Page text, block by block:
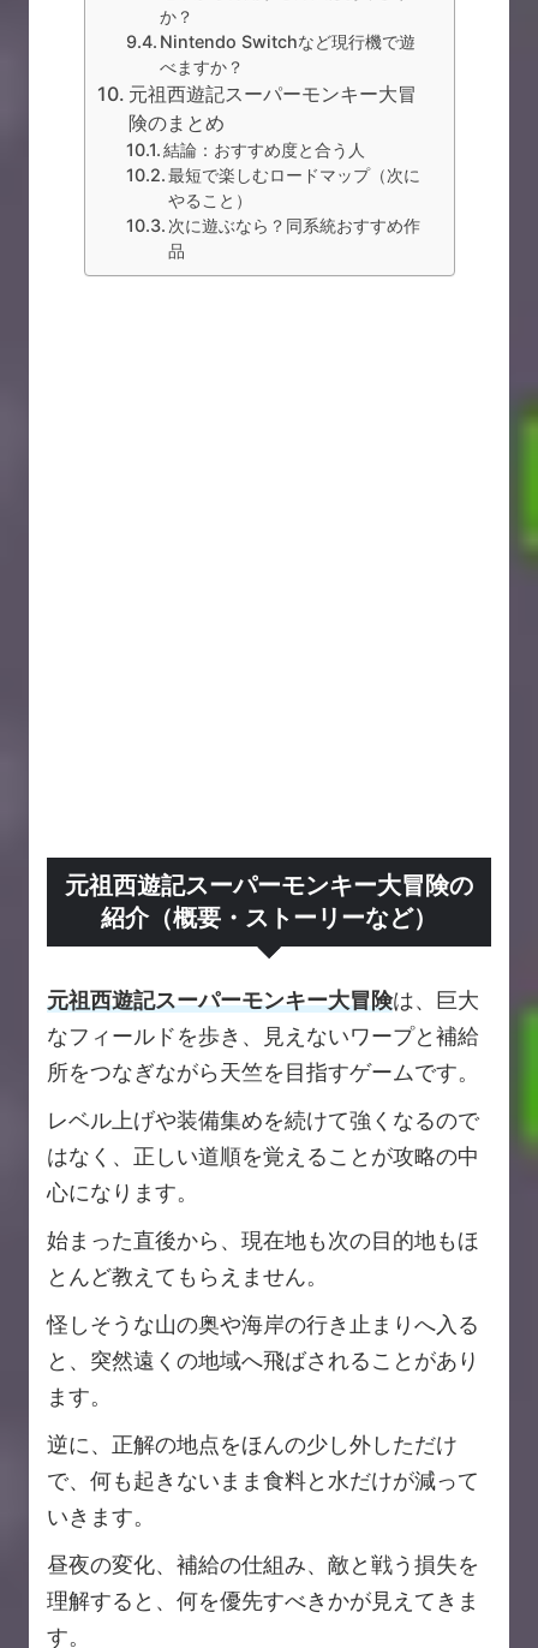
か？
Nintendo Switchなど現行機で遊
べますか？
元祖西遊記スーパーモンキー大冒
険のまとめ
結論：おすすめ度と合う人
最短で楽しむロードマップ（次に
やること）
次に遊ぶなら？同系統おすすめ作
品
元祖西遊記スーパーモンキー大冒険の
紹介（概要・ストーリーなど）
元祖西遊記スーパーモンキー大冒険は、巨大
なフィールドを歩き、見えないワープと補給
所をつなぎながら天竺を目指すゲームです。
レベル上げや装備集めを続けて強くなるので
はなく、正しい道順を覚えることが攻略の中
心になります。
始まった直後から、現在地も次の目的地もほ
とんど教えてもらえません。
怪しそうな山の奥や海岸の行き止まりへ入る
と、突然遠くの地域へ飛ばされることがあり
ます。
逆に、正解の地点をほんの少し外しただけ
で、何も起きないまま食料と水だけが減って
いきます。
昼夜の変化、補給の仕組み、敵と戦う損失を
理解すると、何を優先すべきかが見えてきま
す。